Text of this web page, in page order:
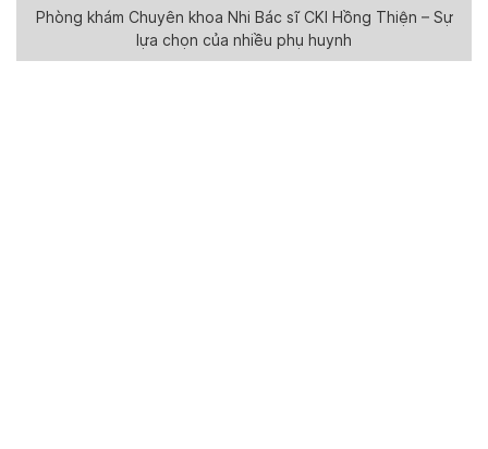
Phòng khám Chuyên khoa Nhi Bác sĩ CKI Hồng Thiện – Sự
lựa chọn của nhiều phụ huynh